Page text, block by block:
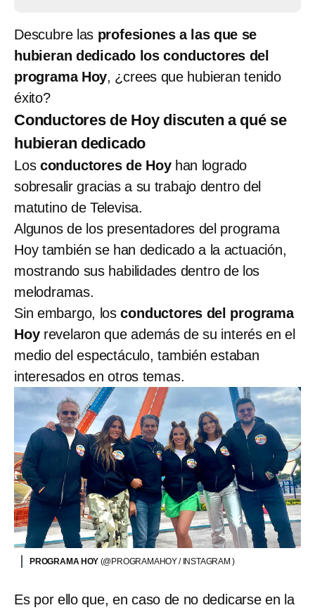
Descubre las profesiones a las que se
hubieran dedicado los conductores del
programa Hoy, ¿crees que hubieran tenido
éxito?
Conductores de Hoy discuten a qué se
hubieran dedicado
Los conductores de Hoyhan logrado
sobresalir gracias a su trabajo dentro del
matutino de Televisa.
Algunos de los presentadores del programa
Hoy también se han dedicado a la actuación,
mostrando sus habilidades dentro de los
melodramas.
Sin embargo, losconductores del programa
Hoyrevelaron que además de su interés en el
medio del espectáculo, también estaban
interesados en otros temas.
PROGRAMA HOY (@PROGRAMAHOY / INSTAGRAM )
Es por ello que, en caso de no dedicarse en la